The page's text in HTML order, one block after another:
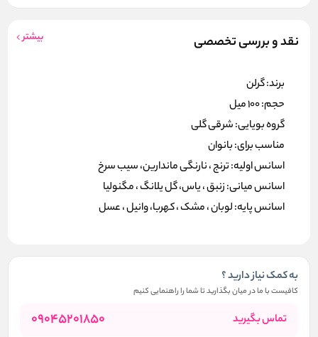
نقد و بررسی تخصصی بیشتر
برند: گرلن
حجم: 100 میل
گروه بویایی: شرقی گلی
مناسب برای: بانوان
اسانس اولیه: ترنج ، نارنگی ماندارین، سیب سرخ
اسانس میانی: زنبق ، یاس، گل یلانگ ، مگنولیا
اسانس پایه: لوبان ، مشک ، کهربا، وانیل ، عسل
به کمک نیاز دارید ؟
کافیست با ما در میان بگذارید تا شما را راهنمایی کنیم
تماس بگیرید 09045201850